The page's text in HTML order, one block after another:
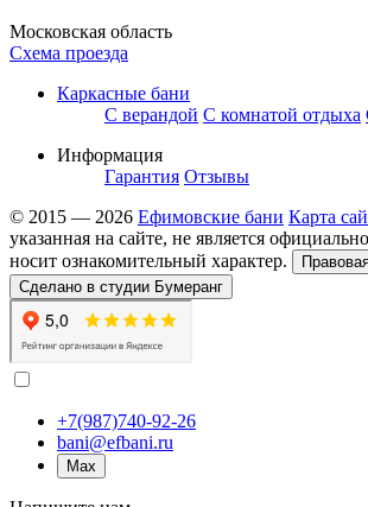
Московская область
Схема проезда
Каркасные бани
С верандой С комнатой отдыха
Информация
Гарантия Отзывы
© 2015 — 2026 Ефимовские бани Карта
указанная на сайте, не является
носит ознакомительный характер.
Сделано в студии Бумеранг
+7(987)740-92-26
bani@efbani.ru
Max